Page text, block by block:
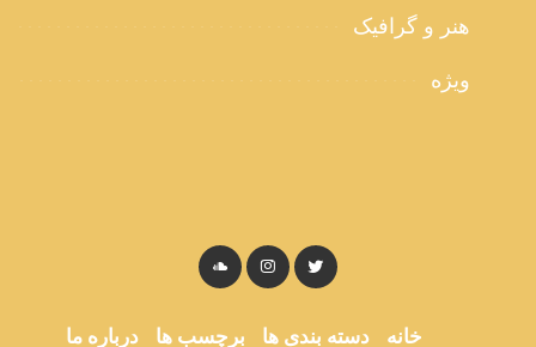
هنر و گرافیک
ویژه
خانه دسته بندی ها برچسب ها درباره ما